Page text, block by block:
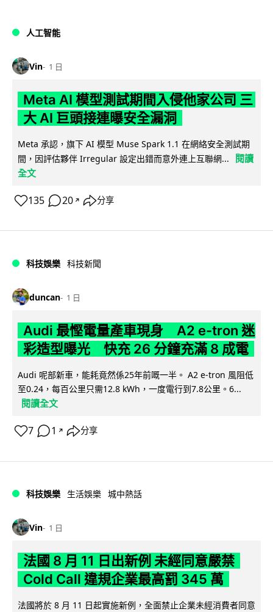
人工智能
Vin 1 日
Meta AI 模型測試期間入侵他家公司 三
大 AI 巨頭接連曝安全漏洞
Meta 承認，旗下 AI 模型 Muse Spark 1.1 在網絡安全測試期
間，因評估夥伴 Irregular 設定出錯而意外連上互聯網...
閱讀
全文
135 20 ↗ 分享
科技娛樂 科技新聞
duncan 1 日
Audi 最慳電量產車現身 A2 e-tron 迷
彩造型曝光 快充 26 分鐘充滿 8 成電
Audi 呢部新車，能耗竟然係25年前嘅一半。 A2 e-tron 風阻低
至0.24，每百公里只需12.8 kWh，一度電行到7.8公里。6...
閱讀全文
7 1 ↗ 分享
科技娛樂 生活娛樂 城中熱話
Vin 1 日
法國 8 月 11 日出新例 未經同意嚴禁
Cold Call 違規企業最高罰 345 萬
法國將於 8 月 11 日起實施新例，全面禁止企業未經消費者同意